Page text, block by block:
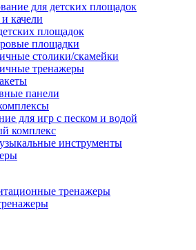
для детских площадок
качели
площадок
площадки
столики/скамейки
тренажеры
панели
для игр с песком и водой
комплекс
инструменты
тренажеры